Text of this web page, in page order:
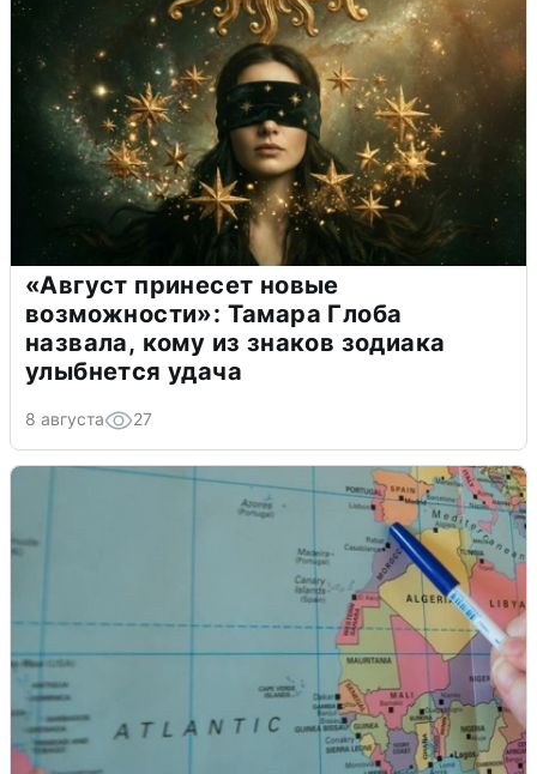
«Август принесет новые
возможности»: Тамара Глоба
назвала, кому из знаков зодиака
улыбнется удача
8 августа 27